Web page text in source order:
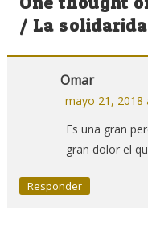
entradas
/ La
Omar
mayo 21, 2018
Es una gran
gran dolor el
Responder